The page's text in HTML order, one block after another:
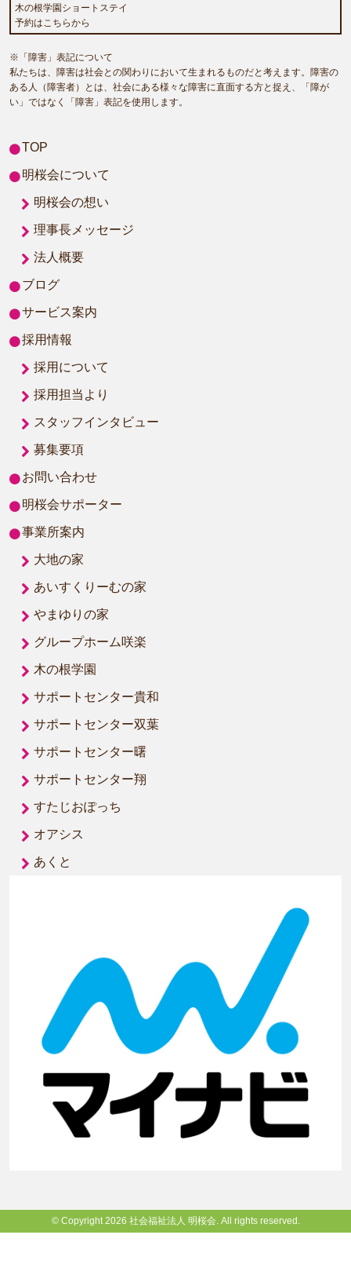
木の根学園ショートステイ
予約はこちらから
※「障害」表記について
私たちは、障害は社会との関わりにおいて生まれるものだと考えます。障害の
ある人（障害者）とは、社会にある様々な障害に直面する方と捉え、「障が
い」ではなく「障害」表記を使用します。
TOP
明桜会について
明桜会の想い
理事長メッセージ
法人概要
ブログ
サービス案内
採用情報
採用について
採用担当より
スタッフインタビュー
募集要項
お問い合わせ
明桜会サポーター
事業所案内
大地の家
あいすくりーむの家
やまゆりの家
グループホーム咲楽
木の根学園
サポートセンター貴和
サポートセンター双葉
サポートセンター曙
サポートセンター翔
すたじおぽっち
オアシス
あくと
© Copyright 2026 社会福祉法人 明桜会. All rights reserved.